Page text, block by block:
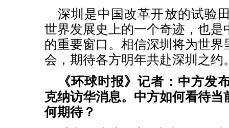
深圳是中国改革开放的试验
世界发展史上的一个奇迹，也是
的重要窗口。相信深圳将为世界
会，期待各方明年共赴深圳之约
《环球时报》记者：中方发
克纳访华消息。中方如何看待当
何期待？